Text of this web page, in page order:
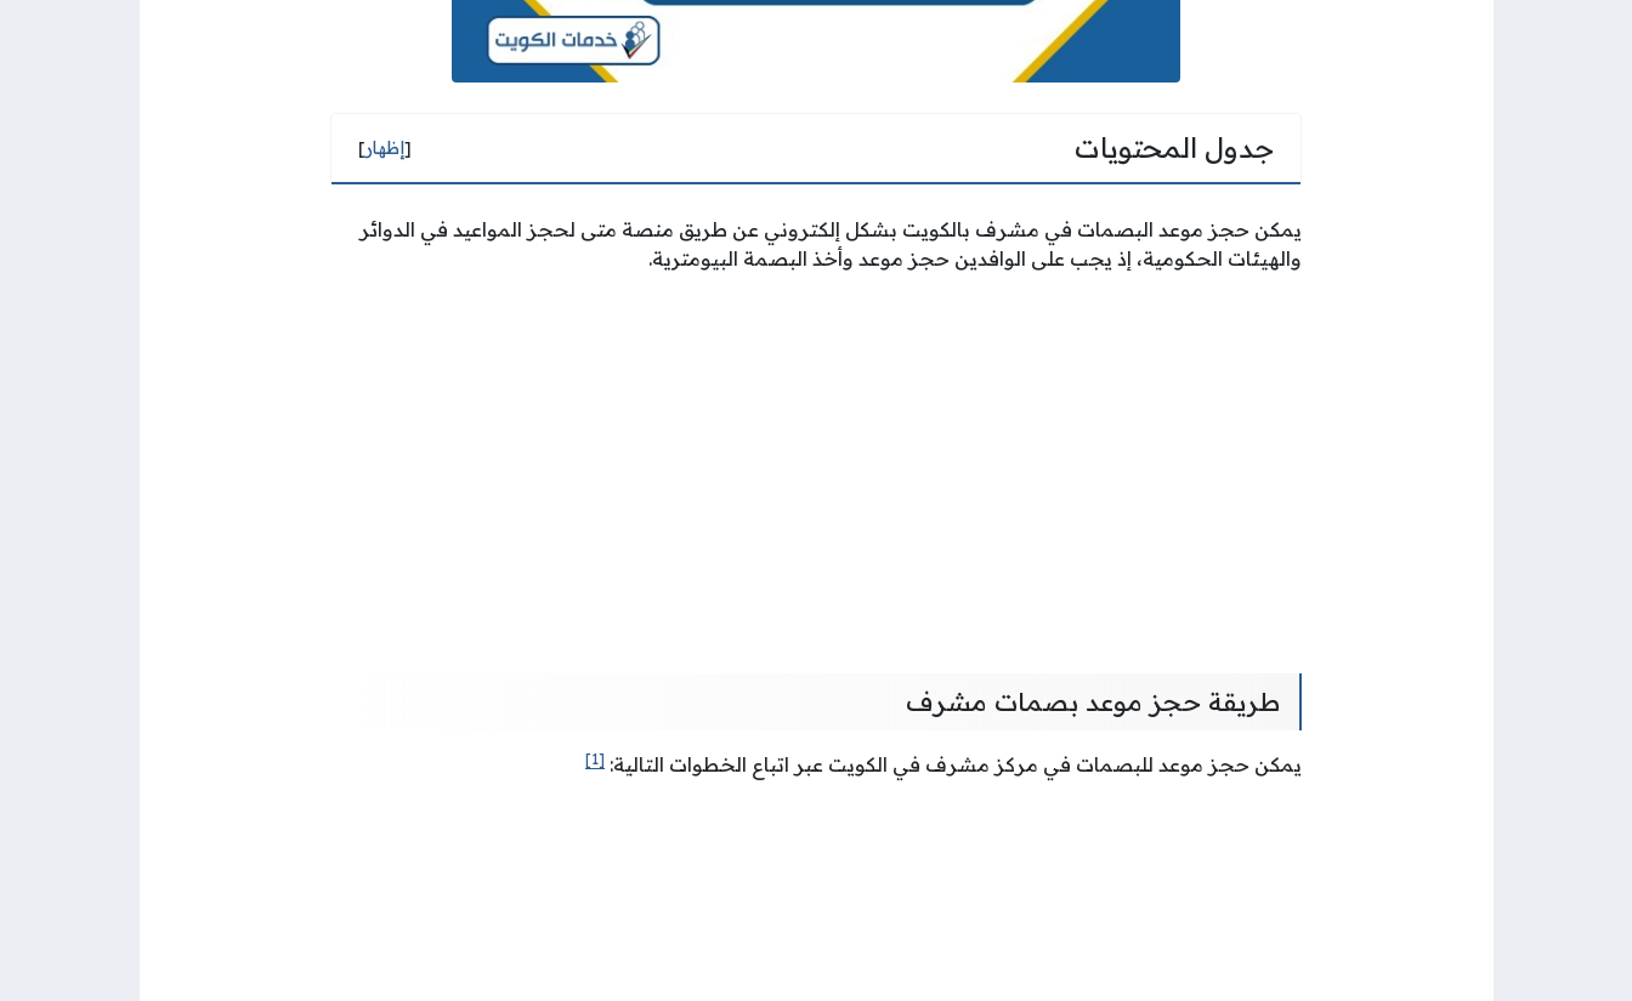
جدول المحتويات [إظهار]
يمكن حجز موعد البصمات في مشرف بالكويت بشكل إلكتروني عن طريق منصة متى لحجز المواعيد في الدوائر
والهيئات الحكومية، إذ يجب على الوافدين حجز موعد وأخذ البصمة البيومترية.
طريقة حجز موعد بصمات مشرف
يمكن حجز موعد للبصمات في مركز مشرف في الكويت عبر اتباع الخطوات التالية: [1]